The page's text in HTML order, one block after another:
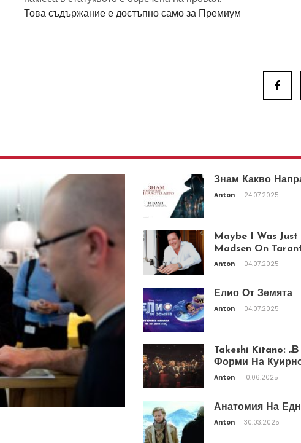
Това съдържание е достъпно само за Премиум
Знам Какво
Anton 24.07.2025
Maybe I Was Just
Madsen On
Anton 04.07.2025
Елио От Земята
Anton 04.07.2025
Takeshi Kitano:
Форми На
Anton 10.06.2025
Анатомия На
Anton 30.03.2025